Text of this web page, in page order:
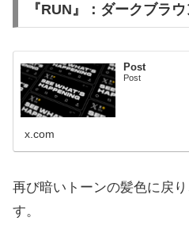
『RUN』：ダークブラ
Post
Post
x.com
再び暗いトーンの髪色に戻
す。